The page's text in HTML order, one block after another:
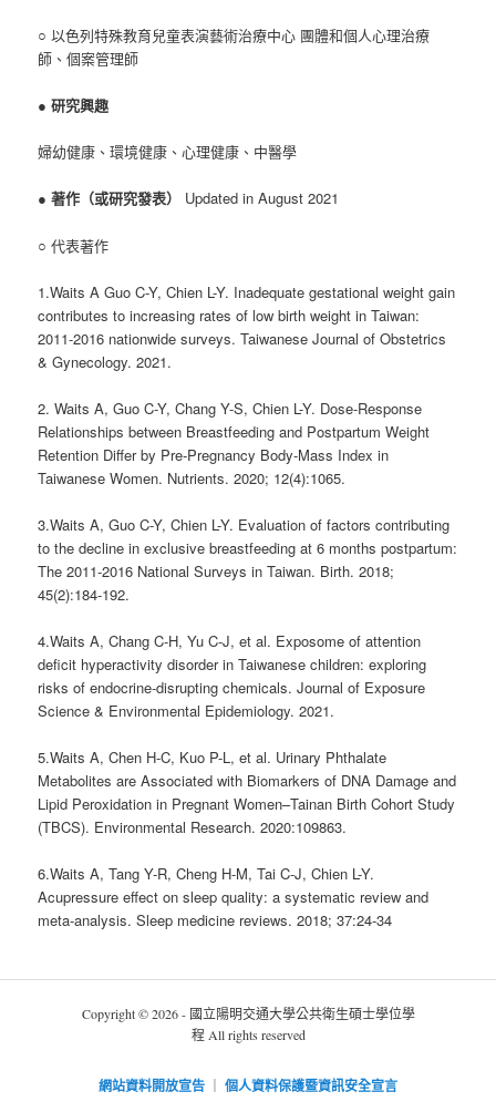
○ 以色列特殊教育兒童表演藝術治療中心 團體和個人心理治療
師、個案管理師
●研究興趣
婦幼健康、環境健康、心理健康、中醫學
●著作（或研究發表） Updated in August 2021
○ 代表著作
1.Waits A Guo C-Y, Chien L-Y. Inadequate gestational weight gain
contributes to increasing rates of low birth weight in Taiwan:
2011-2016 nationwide surveys. Taiwanese Journal of Obstetrics
& Gynecology. 2021.
2. Waits A, Guo C-Y, Chang Y-S, Chien L-Y. Dose-Response
Relationships between Breastfeeding and Postpartum Weight
Retention Differ by Pre-Pregnancy Body-Mass Index in
Taiwanese Women. Nutrients. 2020; 12(4):1065.
3.Waits A, Guo C-Y, Chien L-Y. Evaluation of factors contributing
to the decline in exclusive breastfeeding at 6 months postpartum:
The 2011‐2016 National Surveys in Taiwan. Birth. 2018;
45(2):184-192.
4.Waits A, Chang C-H, Yu C-J, et al. Exposome of attention
deficit hyperactivity disorder in Taiwanese children: exploring
risks of endocrine-disrupting chemicals. Journal of Exposure
Science & Environmental Epidemiology. 2021.
5.Waits A, Chen H-C, Kuo P-L, et al. Urinary Phthalate
Metabolites are Associated with Biomarkers of DNA Damage and
Lipid Peroxidation in Pregnant Women–Tainan Birth Cohort Study
(TBCS). Environmental Research. 2020:109863.
6.Waits A, Tang Y-R, Cheng H-M, Tai C-J, Chien L-Y.
Acupressure effect on sleep quality: a systematic review and
meta-analysis. Sleep medicine reviews. 2018; 37:24-34
Copyright © 2026 - 國立陽明交通大學公共衛生碩士學位學
程 All rights reserved
網站資料開放宣告 ｜ 個人資料保護暨資訊安全宣言